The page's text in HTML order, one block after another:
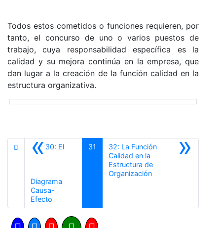
Todos estos cometidos o funciones requieren, por
tanto, el concurso de uno o varios puestos de
trabajo, cuya responsabilidad específica es la
calidad y su mejora continúa en la empresa, que
dan lugar a la creación de la función calidad en la
estructura organizativa.
«30: El
Diagrama
Causa-
Efecto
31 »
32: La Función
Calidad en la
Estructura de
OrganizaciónSiguiente